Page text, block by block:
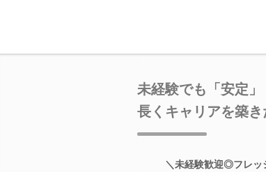
未経験でも「安定
長くキャリアを築き
＼未経験歓迎◎フレッ